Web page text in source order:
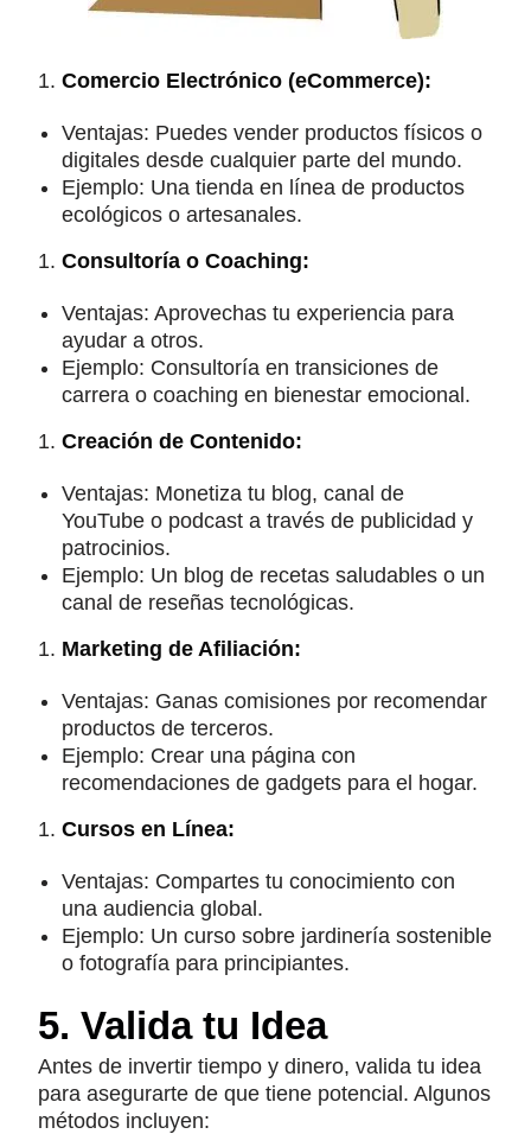
Comercio Electrónico (eCommerce):
Ventajas: Puedes vender productos físicos o
digitales desde cualquier parte del mundo.
Ejemplo: Una tienda en línea de productos
ecológicos o artesanales.
Consultoría o Coaching:
Ventajas: Aprovechas tu experiencia para
ayudar a otros.
Ejemplo: Consultoría en transiciones de
carrera o coaching en bienestar emocional.
Creación de Contenido:
Ventajas: Monetiza tu blog, canal de
YouTube o podcast a través de publicidad y
patrocinios.
Ejemplo: Un blog de recetas saludables o un
canal de reseñas tecnológicas.
Marketing de Afiliación:
Ventajas: Ganas comisiones por recomendar
productos de terceros.
Ejemplo: Crear una página con
recomendaciones de gadgets para el hogar.
Cursos en Línea:
Ventajas: Compartes tu conocimiento con
una audiencia global.
Ejemplo: Un curso sobre jardinería sostenible
o fotografía para principiantes.
5. Valida tu Idea
Antes de invertir tiempo y dinero, valida tu idea
para asegurarte de que tiene potencial. Algunos
métodos incluyen: